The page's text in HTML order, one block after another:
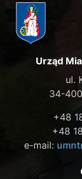
Urząd
ul.
34-
+48
+48
e-mail: